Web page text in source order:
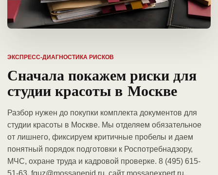
ЭКСПРЕСС-ДИАГНОСТИКА РИСКОВ
Сначала покажем риски для
студии красоты в Москве
Разбор нужен до покупки комплекта документов для
студии красоты в Москве. Мы отделяем обязательное
от лишнего, фиксируем критичные пробелы и даем
понятный порядок подготовки к Роспотребнадзору,
МЧС, охране труда и кадровой проверке. 8 (495) 615-
51-63, fguz@mossanepid.ru, сайт mossanexpert.ru,